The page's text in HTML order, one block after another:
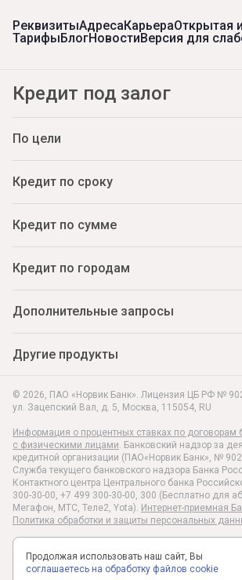
© 2026, ПАО «Норвик Банк». Лицензия ЦБ РФ №
ул. Зацепский Вал, д. 5, Москва, 115054, RU
Информация о процентных ставках по договорам
с физическими лицами. Банковский надзор за
кредитной организации (ПАО«Норвик Банк», №
Служба текущего банковского надзора Банка
Контактного центра Центрального банка
300-30-00, +7 499 300-30-00, 300 (Бесплатно для
Мегафон, МТС, Теле2, Yota). Интернет-приемная
Политика обработки и защиты персональных
Раскрытие информации в соответствии c
№6496-У
РеквизитыАдресаКарьераОткрытая
ТарифыБлогНовостиВерсия для
Кредит под залог
По цели
Кредит по сроку
Кредит по сумме
Кредит по городам
Дополнительные запросы
Другие продукты
Продолжая использовать наш сайт, Вы
соглашаетесь на обработку файлов cookie